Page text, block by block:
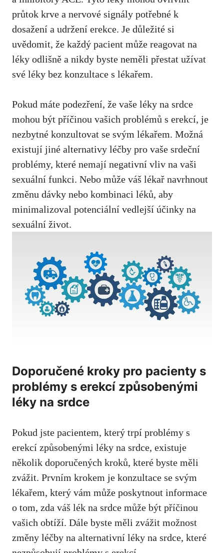
průtok krve a nervové signály potřebné k
dosažení a udržení erekce. Je důležité si
uvědomit, že každý pacient může reagovat na
léky odlišně a nikdy byste neměli přestat užívat
své léky bez konzultace s lékařem.
Pokud máte podezření, že vaše léky na srdce
mohou být příčinou vašich problémů s erekcí, je
nezbytné konzultovat se svým lékařem. Možná
existují jiné alternativy léčby pro vaše srdeční
problémy, které nemají negativní vliv na vaši
sexuální funkci. Nebo může váš lékař navrhnout
změnu dávky nebo kombinaci léků, aby
minimalizoval potenciální vedlejší účinky na
sexuální život.
Doporučené kroky pro pacienty s
problémy s erekcí způsobenými
léky na srdce
Pokud jste pacientem, který trpí problémy s
erekcí způsobenými léky na srdce, existuje
několik doporučených kroků, které byste měli
zvážit. Prvním krokem je konzultace se svým
lékařem, který vám může poskytnout informace
o tom, zda váš lék na srdce může být příčinou
vašich obtíží. Dále byste měli zvážit možnost
změny léčby na alternativní léky na srdce, které